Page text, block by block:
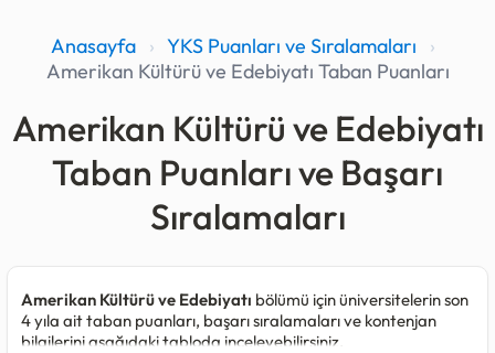
Anasayfa › YKS Puanları ve Sıralamaları
›
Amerikan Kültürü ve Edebiyatı Taban Puanları
Amerikan Kültürü ve Edebiyatı
Taban Puanları ve Başarı
Sıralamaları
Amerikan Kültürü ve Edebiyatı bölümü için üniversitelerin son
4 yıla ait taban puanları, başarı sıralamaları ve kontenjan
bilgilerini aşağıdaki tabloda inceleyebilirsiniz.